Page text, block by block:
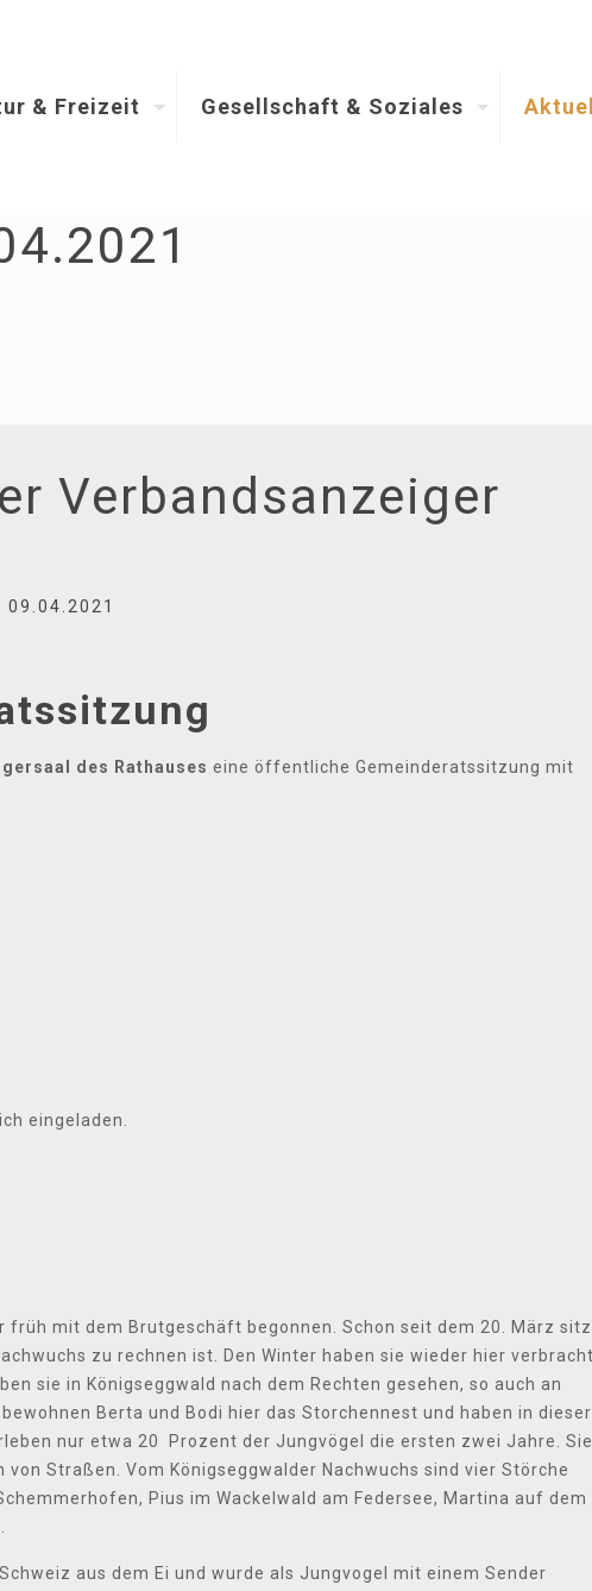
& Freizeit Gesellschaft & Soziales
Verbandsanzeiger
09.04.2021
des Rathauses eine öffentliche Gemeinderatssitzung mit
eingeladen.
mit dem Brutgeschäft begonnen. Schon seit dem 20. März
zu rechnen ist. Den Winter haben sie wieder hier
sie in Königseggwald nach dem Rechten gesehen, so auch an
Berta und Bodi hier das Storchennest und haben in
nur etwa 20 Prozent der Jungvögel die ersten zwei Jahre. Sie
Straßen. Vom Königseggwalder Nachwuchs sind vier Störche
Pius im Wackelwald am Federsee, Martina auf dem
aus dem Ei und wurde als Jungvogel mit einem Sender